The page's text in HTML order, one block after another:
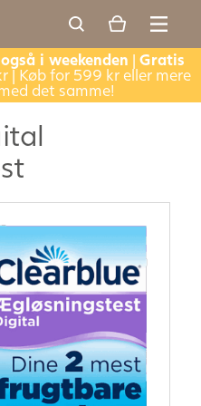
i weekenden | Gratis
| Køb for 599 kr eller mere
det samme!